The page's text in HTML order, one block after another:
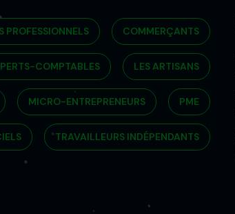
PROFESSIONNELS COMMERÇANTS
COMPTABLES LES ARTISANS
MICRO-ENTREPRENEURS PME
TRAVAILLEURS INDÉPENDANTS